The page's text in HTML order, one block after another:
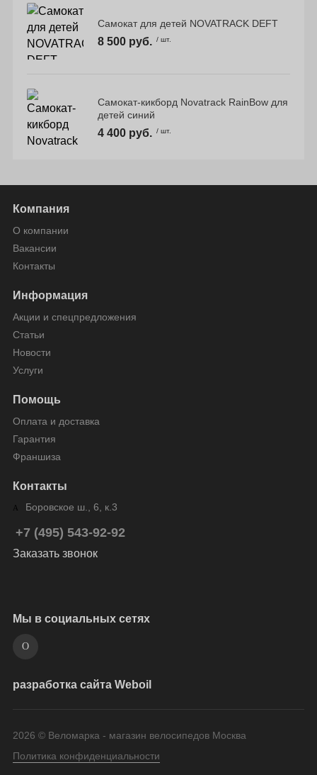
Самокат для детей NOVATRACK DEFT
8 500 руб. / шт.
Самокат-кикборд Novatrack RainBow для
детей синий
4 400 руб. / шт.
Компания
О компании
Вакансии
Контакты
Информация
Акции и спецпредложения
Статьи
Новости
Услуги
Помощь
Оплата и доставка
Гарантия
Франшиза
Контакты
Боровское ш., 6, к.3
+7 (495) 543-92-92
Заказать звонок
Мы в социальных сетях
разработка сайта Weboil
2026 © Веломарка - магазин велосипедов Москва
Политика конфиденциальности